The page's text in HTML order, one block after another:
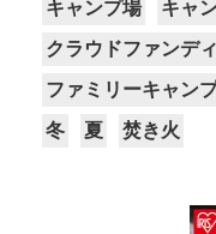
キャンプ場
キャ
クラウドファンデ
ファミリーキャン
冬
夏 焚き火